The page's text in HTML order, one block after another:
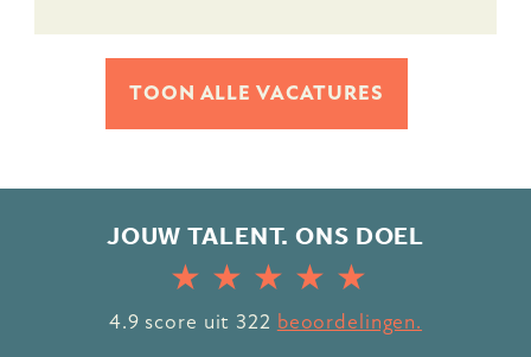
TOON ALLE VACATURES
JOUW TALENT. ONS DOEL
4.9 score uit 322 beoordelingen.